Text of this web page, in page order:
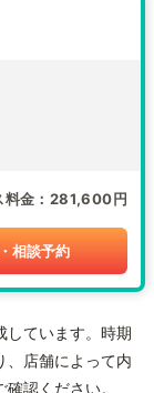
料金 281,600円
相談予約
しています。時期
、店舗によって内
認ください。